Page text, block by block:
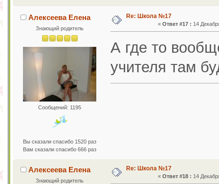
Алексеева Елена
Знающий родитель
Сообщений: 1195
Вы сказали спасибо 1520 раз
Вам сказали спасибо 666 раз
Re: Школа №17
« Ответ #17 : 14
А где то
учителя там
Алексеева Елена
Знающий родитель
Re: Школа №17
« Ответ #18 : 14